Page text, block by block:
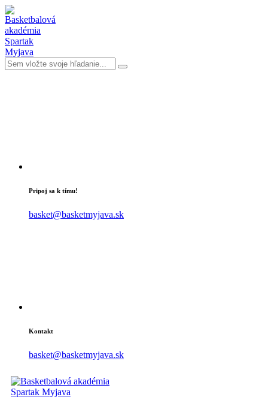
Pripoj sa k tímu!
basket@basketmyjava.sk
Kontakt
basket@basketmyjava.sk